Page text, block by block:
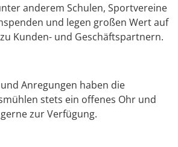
anderem Schulen, Sportvereine
und legen großen Wert auf
Kunden- und Geschäftspartnern.
Anregungen haben die
stets ein offenes Ohr und
zur Verfügung.